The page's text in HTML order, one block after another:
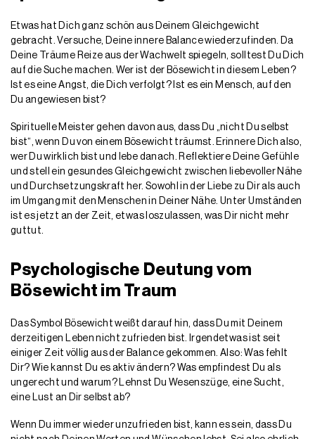
Etwas hat Dich ganz schön aus Deinem Gleichgewicht
gebracht. Versuche, Deine innere Balance wiederzufinden. Da
Deine Träume Reize aus der Wachwelt spiegeln, solltest Du Dich
auf die Suche machen. Wer ist der Bösewicht in diesem Leben?
Ist es eine Angst, die Dich verfolgt? Ist es ein Mensch, auf den
Du angewiesen bist?
Spirituelle Meister gehen davon aus, dass Du „nicht Du selbst
bist“, wenn Du von einem Bösewicht träumst. Erinnere Dich also,
wer Du wirklich bist und lebe danach. Reflektiere Deine Gefühle
und stell ein gesundes Gleichgewicht zwischen liebevoller Nähe
und Durchsetzungskraft her. Sowohl in der Liebe zu Dir als auch
im Umgang mit den Menschen in Deiner Nähe. Unter Umständen
ist es jetzt an der Zeit, etwas loszulassen, was Dir nicht mehr
guttut.
Psychologische Deutung vom
Bösewicht im Traum
Das Symbol Bösewicht weißt darauf hin, dass Du mit Deinem
derzeitigen Leben nicht zufrieden bist. Irgendetwas ist seit
einiger Zeit völlig aus der Balance gekommen. Also: Was fehlt
Dir? Wie kannst Du es aktiv ändern? Was empfindest Du als
ungerecht und warum? Lehnst Du Wesenszüge, eine Sucht,
eine Lust an Dir selbst ab?
Wenn Du immer wieder unzufrieden bist, kann es sein, dass Du